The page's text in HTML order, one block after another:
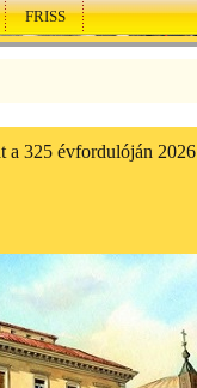
FRISS
a 325 évfordulóján 2026